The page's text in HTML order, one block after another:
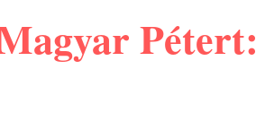
Pétert: